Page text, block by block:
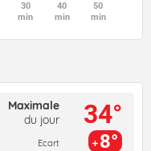
30
min
40
min
50
min
Maximale
du jour
Ecart
34°
8°